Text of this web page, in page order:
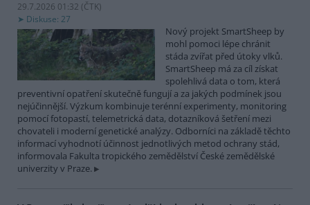
29.7.2026 01:32 (ČTK)
Diskuse: 27
Nový projekt SmartSheep by
mohl pomoci lépe chránit
stáda zvířat před útoky vlků.
SmartSheep má za cíl získat
spolehlivá data o tom, která
preventivní opatření skutečně fungují a za jakých podmínek jsou
nejúčinnější. Výzkum kombinuje terénní experimenty, monitoring
pomocí fotopastí, telemetrická data, dotazníková šetření mezi
chovateli i moderní genetické analýzy. Odborníci na základě těchto
informací vyhodnotí účinnost jednotlivých metod ochrany stád,
informovala Fakulta tropického zemědělství České zemědělské
univerzity v Praze.